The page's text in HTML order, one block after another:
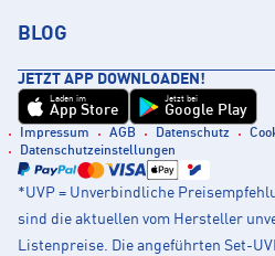
BLOG
JETZT APP DOWNLOADEN!
Laden im
App Store
Jetzt bei
Google Play
Impressum AGB Datenschutz
Datenschutzeinstellungen
*UVP = Unverbindliche
sind die aktuellen vom Hersteller
Listenpreise. Die angeführten Set-